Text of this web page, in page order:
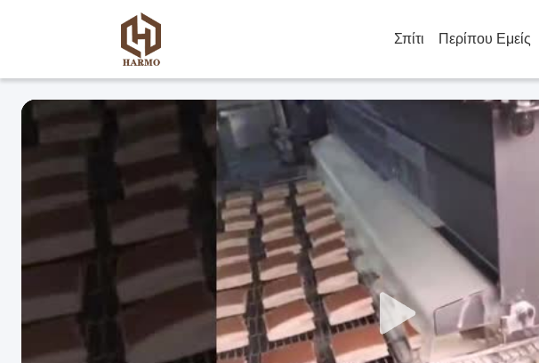
Σπίτι Περίπου Εμείς